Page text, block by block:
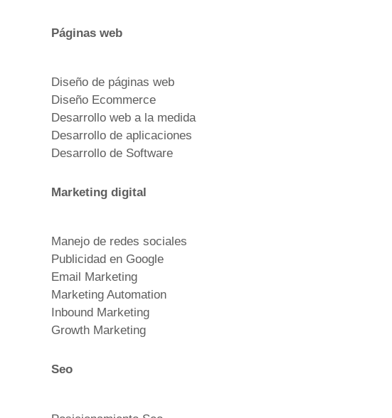
Páginas web
Diseño de páginas web
Diseño Ecommerce
Desarrollo web a la medida
Desarrollo de aplicaciones
Desarrollo de Software
Marketing digital
Manejo de redes sociales
Publicidad en Google
Email Marketing
Marketing Automation
Inbound Marketing
Growth Marketing
Seo